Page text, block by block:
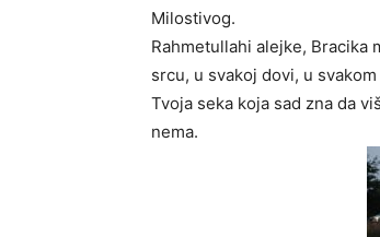
Milostivog.
Rahmetullahi alejke, Bracika
srcu, u svakoj dovi, u
Tvoja seka koja sad zna da
nema.